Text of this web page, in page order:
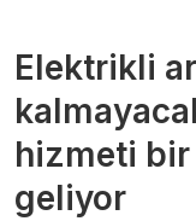
Elektrikli
hizmeti
geliyor